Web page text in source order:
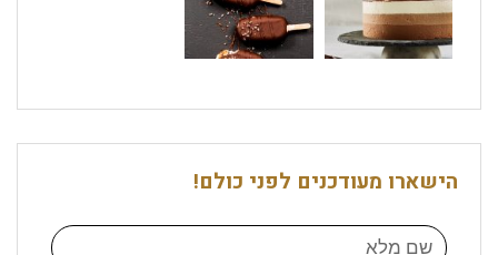
הישארו מעודכנים לפני כולם!